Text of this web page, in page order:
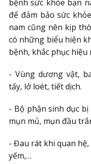
bệnh sức khỏe bạn
để đảm bảo sức
nam cũng nên kịp
có những biểu hiện
bệnh, khắc phục hiệu
- Vùng dương vật,
tấy, lở loét, tiết dịch.
- Bộ phận sinh dục
mụn mủ, mụn đầu
- Đau rát khi quan
yếm,…